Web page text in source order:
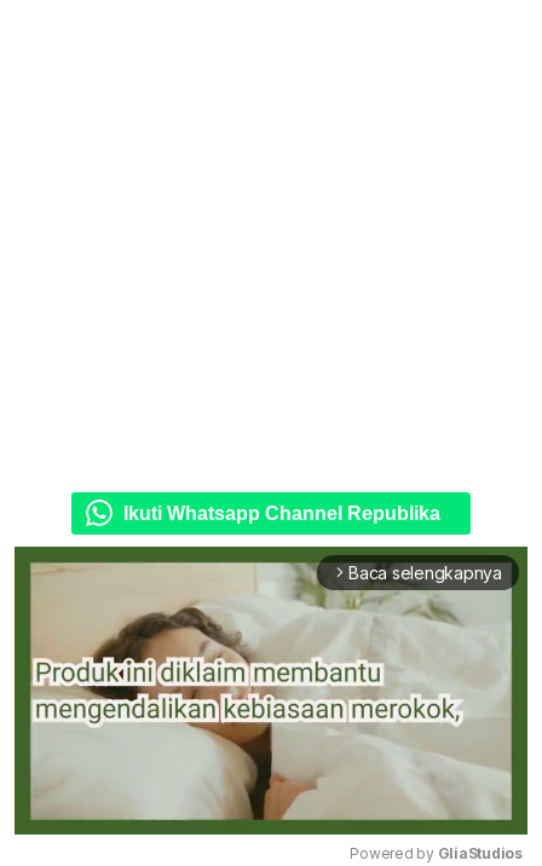
Ikuti Whatsapp Channel Republika
arrow_forward_ios Baca selengkapnya
Powered by GliaStudios